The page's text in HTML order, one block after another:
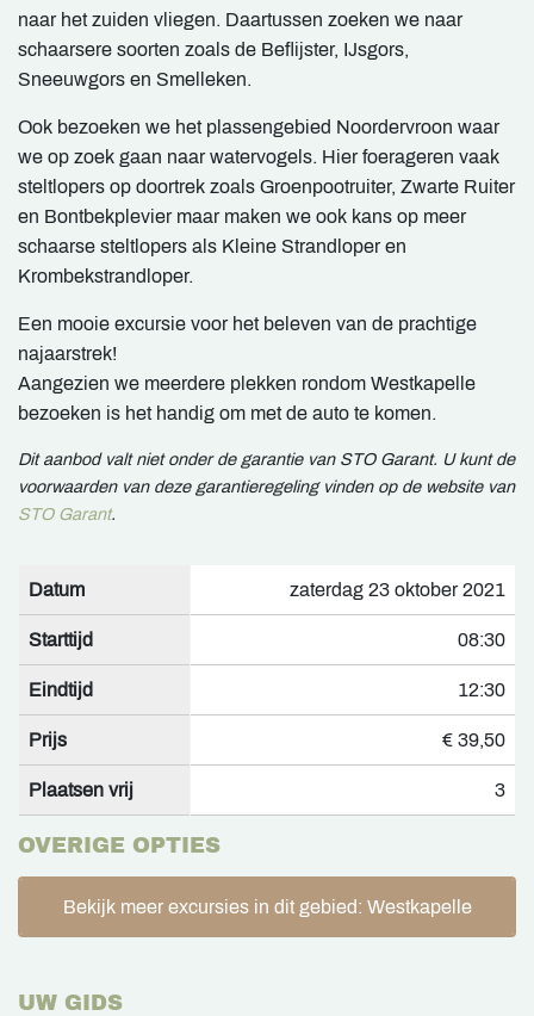
naar het zuiden vliegen. Daartussen zoeken we naar
schaarsere soorten zoals de Beflijster, IJsgors,
Sneeuwgors en Smelleken.
Ook bezoeken we het plassengebied Noordervroon waar
we op zoek gaan naar watervogels. Hier foerageren vaak
steltlopers op doortrek zoals Groenpootruiter, Zwarte Ruiter
en Bontbekplevier maar maken we ook kans op meer
schaarse steltlopers als Kleine Strandloper en
Krombekstrandloper.
Een mooie excursie voor het beleven van de prachtige
najaarstrek!
Aangezien we meerdere plekken rondom Westkapelle
bezoeken is het handig om met de auto te komen.
Dit aanbod valt niet onder de garantie van STO Garant. U kunt de
voorwaarden van deze garantieregeling vinden op de website van
STO Garant.
Datum zaterdag 23 oktober 2021
Starttijd 08:30
Eindtijd 12:30
Prijs € 39,50
Plaatsen vrij 3
OVERIGE OPTIES
Bekijk meer excursies in dit gebied: Westkapelle
UW GIDS